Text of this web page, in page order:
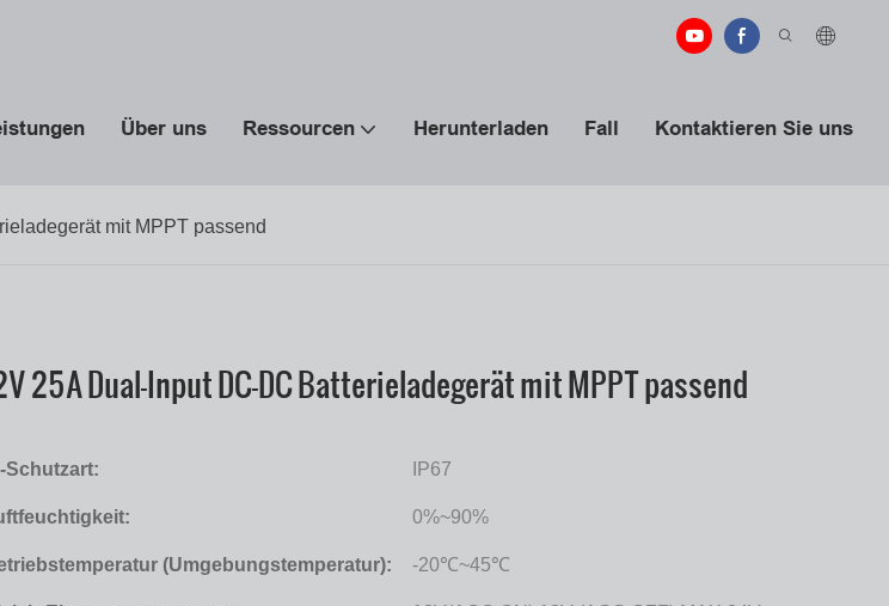
Über uns Ressourcen Herunterladen Fall Kontaktieren Sie uns
mit MPPT passend
25A Dual-Input DC-DC Batterieladegerät mit MPPT passend
Schutzart: IP67
0%~90%
(Umgebungstemperatur): -20℃~45℃